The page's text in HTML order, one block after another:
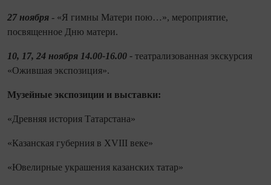
27 ноября - «Я гимны Матери пою…», мероприятие,
посвященное Дню матери.
10, 17, 24 ноября 14.00-16.00 - театрализованная экскурсия
«Ожившая экспозиция».
Музейные экспозиции и выставки:
«Древняя история Татарстана»
«Казанская губерния в XVIII веке»
«Ювелирные украшения казанских татар»